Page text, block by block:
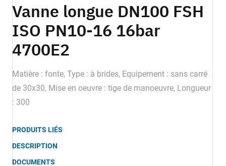
the
end
of
the
images
to
the
beginning
of
the
gallery
Vanne longue DN100 FSH
ISO PN10-16 16bar
4700E2
Matière : fonte, Type : à brides, Equipement : sans carré
de 30x30, Mise en oeuvre : tige de manoeuvre, Longueur
: 300
PRODUITS LIÉS
DESCRIPTION
DOCUMENTS